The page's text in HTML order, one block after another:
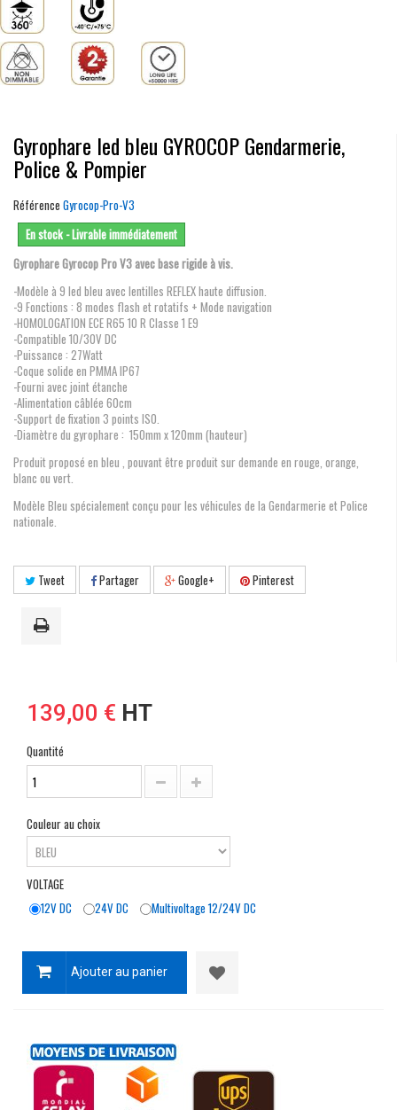
Gyrophare led bleu GYROCOP Gendarmerie,
Police & Pompier
Référence Gyrocop-Pro-V3
En stock - Livrable immédiatement
Gyrophare Gyrocop Pro V3 avec base rigide à vis.
-Modèle à 9 led bleu avec lentilles REFLEX haute diffusion.
-9 Fonctions : 8 modes flash et rotatifs + Mode navigation
-HOMOLOGATION ECE R65 10 R Classe 1 E9
-Compatible 10/30V DC
-Puissance : 27Watt
-Coque solide en PMMA IP67
-Fourni avec joint étanche
-Alimentation câblée 60cm
-Support de fixation 3 points ISO.
-Diamètre du gyrophare : 150mm x 120mm (hauteur)
Produit proposé en bleu , pouvant être produit sur demande en rouge, orange,
blanc ou vert.
Modèle Bleu spécialement conçu pour les véhicules de la Gendarmerie et Police
nationale.
Tweet Partager Google+ Pinterest
139,00 € HT
Quantité
Couleur au choix
VOLTAGE
12V DC
24V DC Multivoltage 12/24V DC
Ajouter au panier